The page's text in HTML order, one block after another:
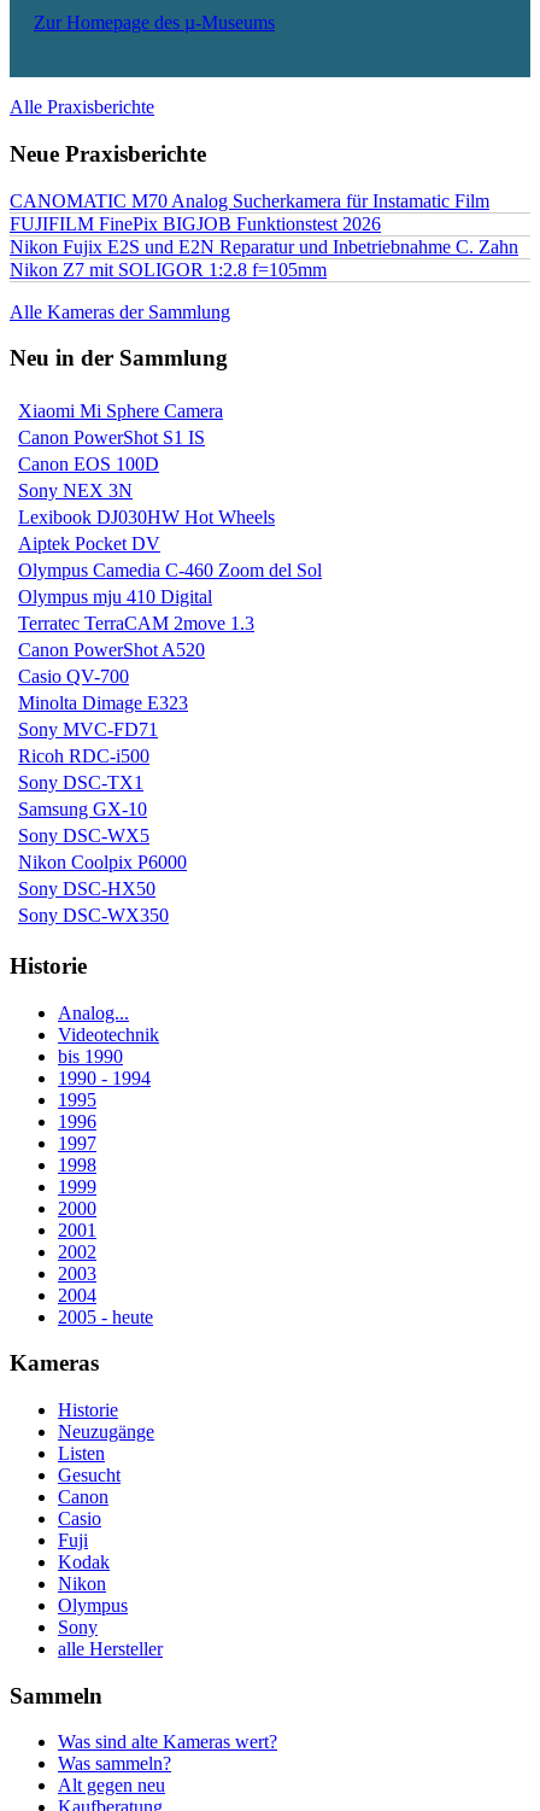
Zur Homepage des µ-Museums
Alle Praxisberichte
Neue Praxisberichte
CANOMATIC M70 Analog Sucherkamera für Instamatic Film
FUJIFILM FinePix BIGJOB Funktionstest 2026
Nikon Fujix E2S und E2N Reparatur und Inbetriebnahme C. Zahn
Nikon Z7 mit SOLIGOR 1:2.8 f=105mm
Alle Kameras der Sammlung
Neu in der Sammlung
Xiaomi Mi Sphere Camera
Canon PowerShot S1 IS
Canon EOS 100D
Sony NEX 3N
Lexibook DJ030HW Hot Wheels
Aiptek Pocket DV
Olympus Camedia C-460 Zoom del Sol
Olympus mju 410 Digital
Terratec TerraCAM 2move 1.3
Canon PowerShot A520
Casio QV-700
Minolta Dimage E323
Sony MVC-FD71
Ricoh RDC-i500
Sony DSC-TX1
Samsung GX-10
Sony DSC-WX5
Nikon Coolpix P6000
Sony DSC-HX50
Sony DSC-WX350
Historie
Analog...
Videotechnik
bis 1990
1990 - 1994
1995
1996
1997
1998
1999
2000
2001
2002
2003
2004
2005 - heute
Kameras
Historie
Neuzugänge
Listen
Gesucht
Canon
Casio
Fuji
Kodak
Nikon
Olympus
Sony
alle Hersteller
Sammeln
Was sind alte Kameras wert?
Was sammeln?
Alt gegen neu